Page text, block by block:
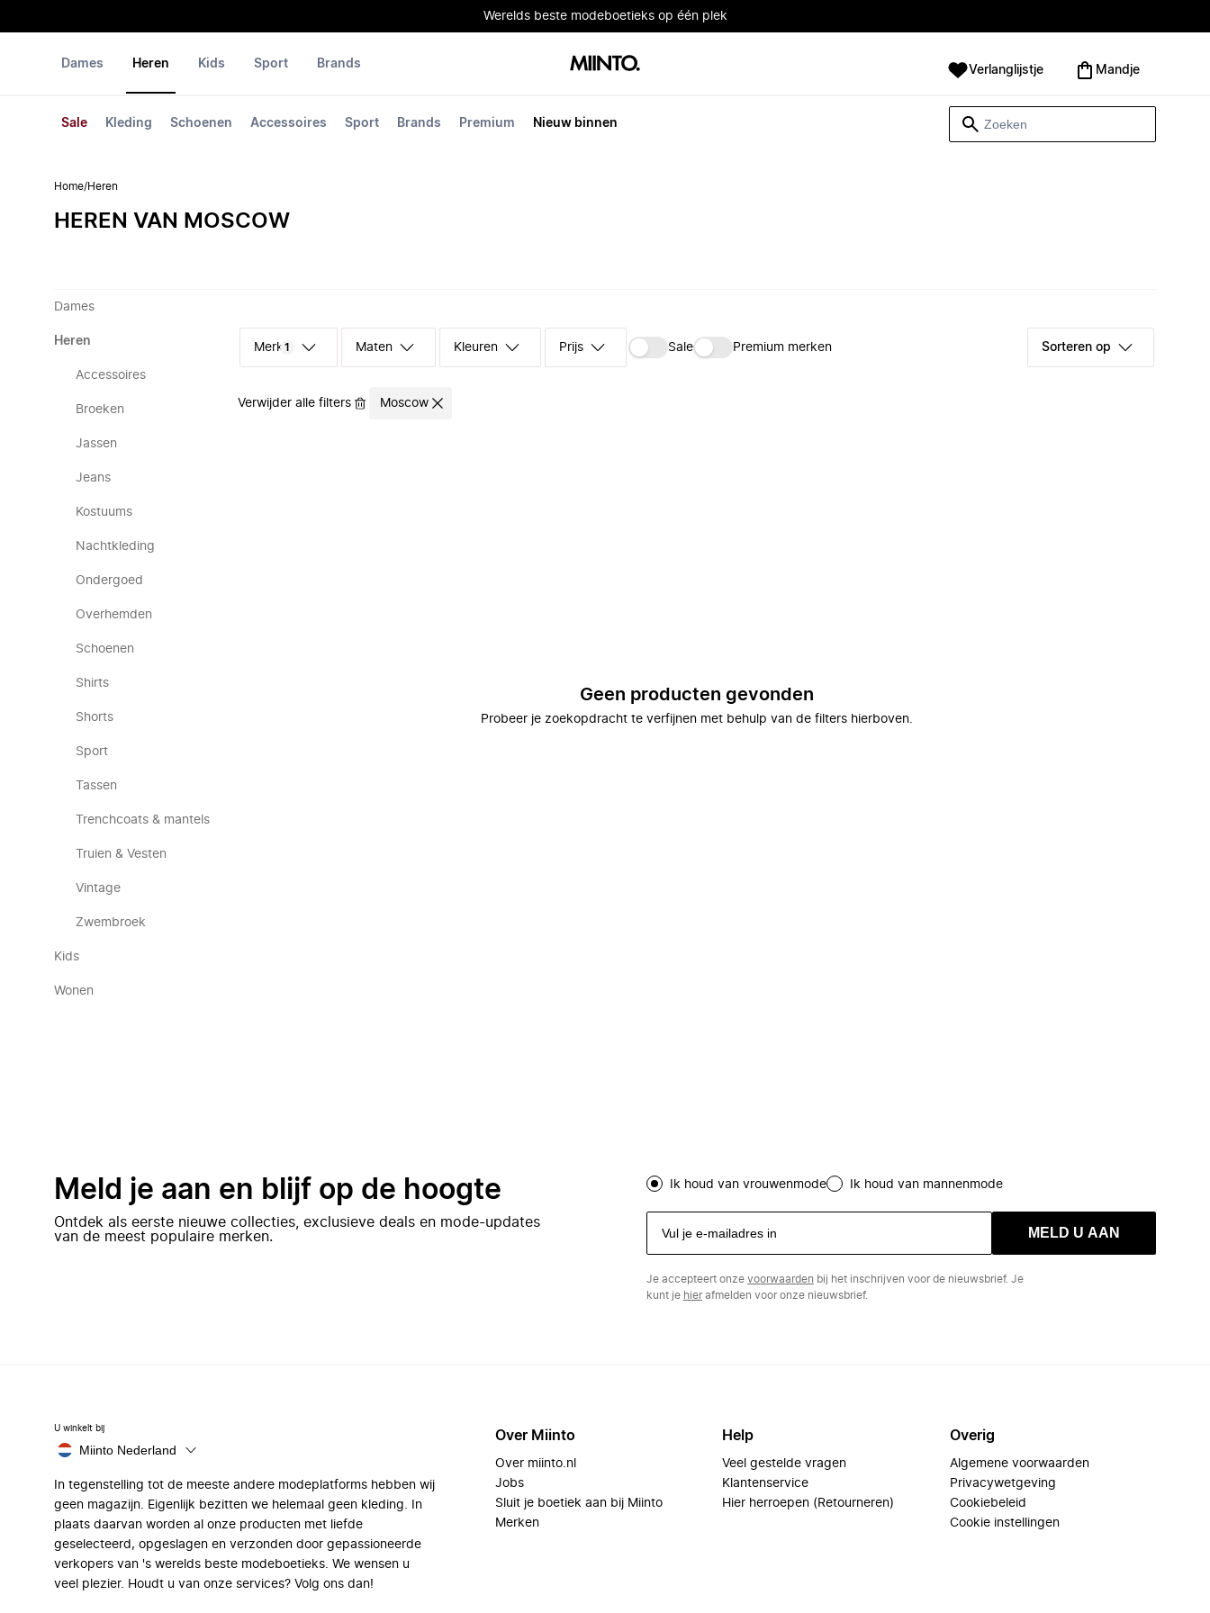
Werelds beste modeboetieks op één plek
Dames Heren
Sale Kleding Schoenen Accessoires Sport Brands Premium Nieuw binnen
Kids Sport Brands Verlanglijstje Mandje
Home/Heren
HEREN VAN MOSCOW
Dames
Heren
Accessoires
Broeken
Jassen
Jeans
Kostuums
Nachtkleding
Ondergoed
Overhemden
Schoenen
Shirts
Shorts
Sport
Tassen
Trenchcoats & mantels
Truien & Vesten
Vintage
Zwembroek
Kids
Wonen
Merk 1 Maten Kleuren Prijs Sale Premium merken Sorteren op
Verwijder alle filters Moscow
Geen producten gevonden
Probeer je zoekopdracht te verfijnen met behulp van de filters hierboven.
Meld je aan en blijf op de hoogte
Ontdek als eerste nieuwe collecties, exclusieve deals en mode-updates
van de meest populaire merken.
Ik houd van vrouwenmode Ik houd van mannenmode
MELD U AAN
Je accepteert onze voorwaarden bij het inschrijven voor de nieuwsbrief. Je
kunt je hierafmelden voor onze nieuwsbrief.
U winkelt bij
Miinto Nederland
In tegenstelling tot de meeste andere modeplatforms hebben wij
geen magazijn. Eigenlijk bezitten we helemaal geen kleding. In
plaats daarvan worden al onze producten met liefde
geselecteerd, opgeslagen en verzonden door gepassioneerde
verkopers van 's werelds beste modeboetieks. We wensen u
veel plezier. Houdt u van onze services? Volg ons dan!
Over Miinto
Over miinto.nl
Jobs
Sluit je boetiek aan bij Miinto
Merken
Help
Veel gestelde vragen
Klantenservice
Hier herroepen (Retourneren)
Overig
Algemene voorwaarden
Privacywetgeving
Cookiebeleid
Cookie instellingen